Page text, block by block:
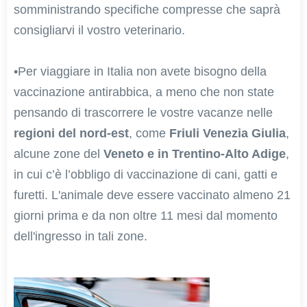
somministrando specifiche compresse che saprà
consigliarvi il vostro veterinario.
•Per viaggiare in Italia non avete bisogno della
vaccinazione antirabbica, a meno che non state
pensando di trascorrere le vostre vacanze nelle
regioni del nord-est, come Friuli Venezia Giulia,
alcune zone del Veneto e in Trentino-Alto Adige,
in cui c’è l’obbligo di vaccinazione di cani, gatti e
furetti. L'animale deve essere vaccinato almeno 21
giorni prima e da non oltre 11 mesi dal momento
dell'ingresso in tali zone.